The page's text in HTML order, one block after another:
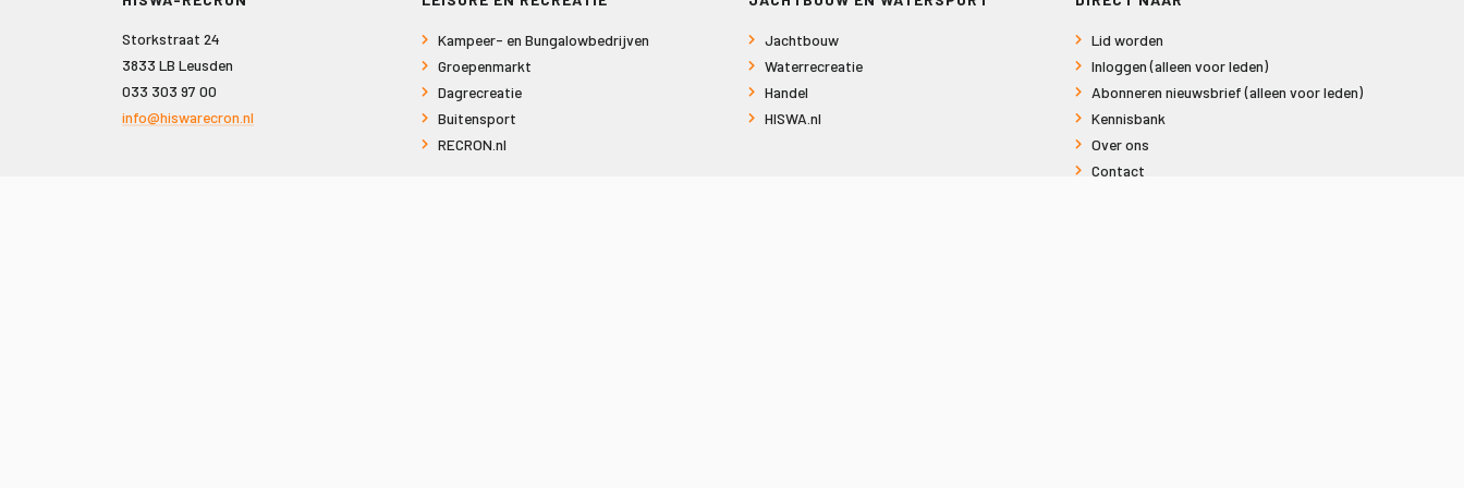
Storkstraat 24
3833 LB Leusden
033 303 97 00
info@hiswarecron.nl
Kampeer- en Bungalowbedrijven
Groepenmarkt
Dagrecreatie
Buitensport
RECRON.nl
Jachtbouw
Waterrecreatie
Handel
HISWA.nl
Lid worden
Inloggen (alleen voor leden)
Abonneren nieuwsbrief (alleen voor leden)
Kennisbank
Over ons
Contact